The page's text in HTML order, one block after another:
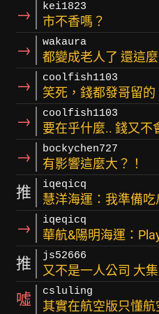
→ kei1823
市不香嗎？
→ wakaura
都變成老人了 還這
→ coolfish1103
笑死，錢都發哥留
→ coolfish1103
要在乎什麼.. 錢又不
→ bockychen727
有影響這麼大？！
推 iqeqicq
慧洋海運：我準備
→ iqeqicq
華航&陽明海運：
推 js52666
又不是一人公司 大
噓 csluling
其實在航空版只懂